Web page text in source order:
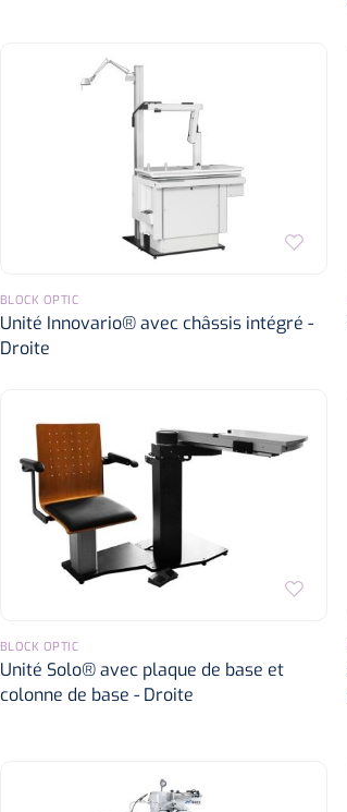
BLOCK OPTIC
Unité Innovario® avec châssis intégré -
Droite
BLOCK OPTIC
Unité Solo® avec plaque de base et
colonne de base - Droite